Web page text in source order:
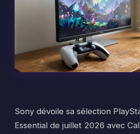
Sony dévoile sa sélection
Essential de juillet 2026 avec